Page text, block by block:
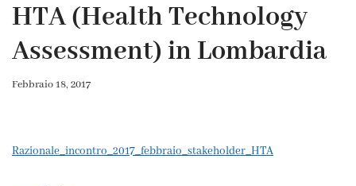
HTA (Health Technology
Assessment) in Lombardia
Febbraio 18, 2017
Razionale_incontro_2017_febbraio_stakeholder_HTA